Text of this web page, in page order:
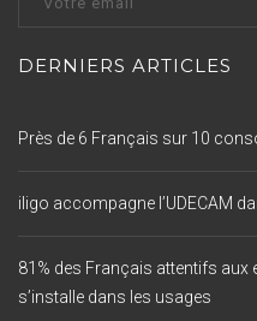
DERNIERS ARTICLES
Près de 6 Français sur 10
iligo accompagne l’UDECAM
81% des Français attentifs aux
s’installe dans les usages